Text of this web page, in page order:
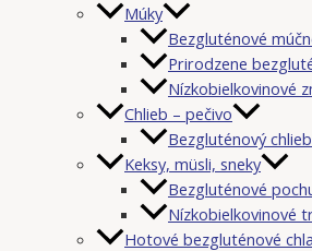
Múky
Bezgluténové
Prirodzene
Nízkobielkovinové
Chlieb – pečivo
Bezgluténový
Keksy, müsli, sneky
Bezgluténové
Nízkobielkovinové
Hotové bezgluténové